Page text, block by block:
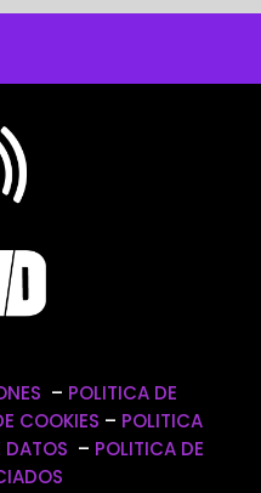
– POLITICA DE
COOKIES – POLITICA
DATOS – POLITICA DE